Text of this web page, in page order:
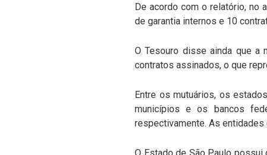
De acordo com o relatório, no
de garantia internos e 10
O Tesouro disse ainda que a
contratos assinados, o que
Entre os mutuários, os
municípios e os bancos
respectivamente. As